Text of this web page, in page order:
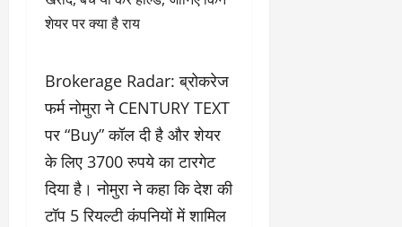
Brokerage Radar: ब्रोकरेज
फर्म नोमुरा ने CENTURY TEXT
पर “Buy” कॉल दी है और शेयर
के लिए 3700 रुपये का टारगेट
दिया है। नोमुरा ने कहा कि देश की
टॉप 5 रियल्टी कंपनियों में शामिल